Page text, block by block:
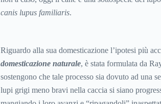
canis lupus familiaris.
Riguardo alla sua domesticazione l’ipotesi più
domesticazione naturale, è stata formulata da
sostengono che tale processo sia dovuto ad una
lupi grigi meno bravi nella caccia si siano